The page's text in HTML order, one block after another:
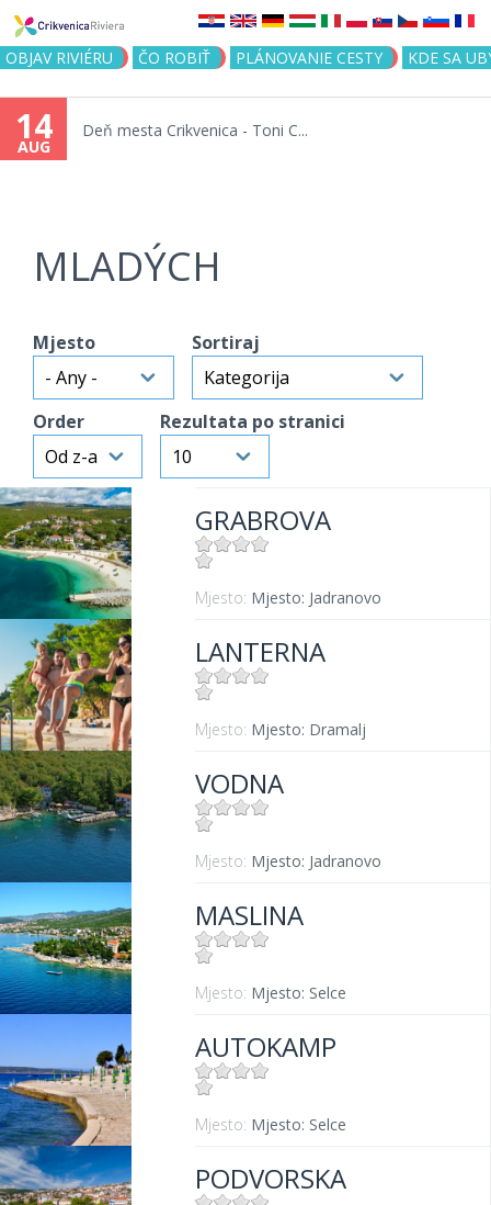
Jump to navigation
OBJAV RIVIÉRU ČO ROBIŤ PLÁNOVANIE CESTY KDE SA
14
AUG
Deň mesta Crikvenica - Toni C...
MLADÝCH
Mjesto Sortiraj
Order Rezultata po stranici
GRABROVA
Mjesto: Mjesto: Jadranovo
LANTERNA
Mjesto: Mjesto: Dramalj
VODNA
Mjesto: Mjesto: Jadranovo
MASLINA
Mjesto: Mjesto: Selce
AUTOKAMP
Mjesto: Mjesto: Selce
PODVORSKA